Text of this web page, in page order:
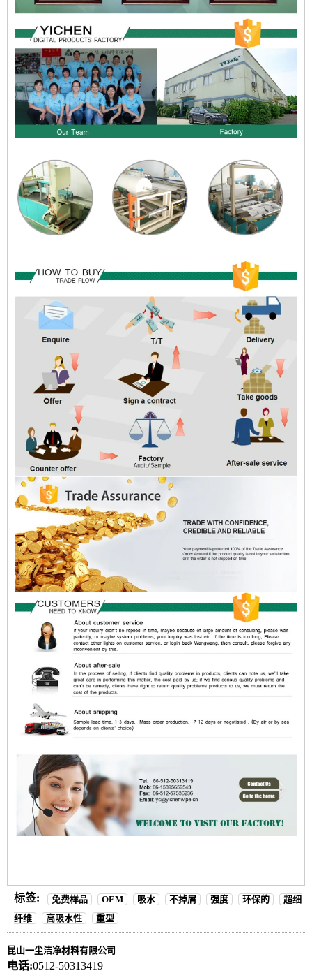
标签: 免费样品 OEM 吸水 不掉屑 强度 环保的
超细
纤维
高吸水性 重型
昆山一尘洁净材料有限公司
电话:0512-50313419